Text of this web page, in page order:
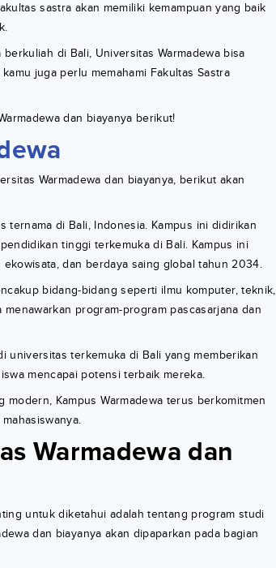
sastra akan memiliki kemampuan yang baik
di Bali, Universitas Warmadewa bisa
juga perlu memahami Fakultas Sastra
dan biayanya berikut!
Warmadewa dan biayanya, berikut akan
ternama di Bali, Indonesia. Kampus ini didirikan
tinggi terkemuka di Bali. Kampus ini
dan berdaya saing global tahun 2034.
bidang-bidang seperti ilmu komputer, teknik,
program-program pascasarjana dan
universitas terkemuka di Bali yang memberikan
mencapai potensi terbaik mereka.
Kampus Warmadewa terus berkomitmen
Warmadewa dan
untuk diketahui adalah tentang program studi
dan biayanya akan dipaparkan pada bagian